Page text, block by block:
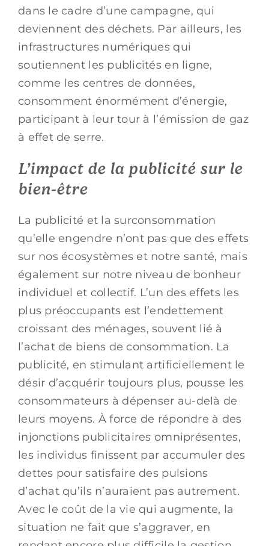
dans le cadre d’une campagne, qui
deviennent des déchets. Par ailleurs, les
infrastructures numériques qui
soutiennent les publicités en ligne,
comme les centres de données,
consomment énormément d’énergie,
participant à leur tour à l’émission de gaz
à effet de serre.
L’impact de la publicité sur le
bien-être
La publicité et la surconsommation
qu’elle engendre n’ont pas que des effets
sur nos écosystèmes et notre santé, mais
également sur notre niveau de bonheur
individuel et collectif. L’un des effets les
plus préoccupants est l’endettement
croissant des ménages, souvent lié à
l’achat de biens de consommation. La
publicité, en stimulant artificiellement le
désir d’acquérir toujours plus, pousse les
consommateurs à dépenser au-delà de
leurs moyens. À force de répondre à des
injonctions publicitaires omniprésentes,
les individus finissent par accumuler des
dettes pour satisfaire des pulsions
d’achat qu’ils n’auraient pas autrement.
Avec le coût de la vie qui augmente, la
situation ne fait que s’aggraver, en